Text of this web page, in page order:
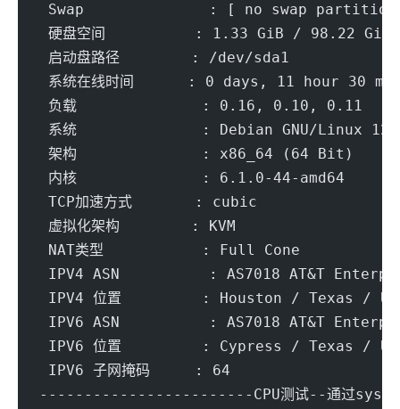
Swap              : [ no swap partition
硬盘空间          : 1.33 GiB / 98.22 GiB
启动盘路径        : /dev/sda1
系统在线时间      : 0 days, 11 hour 30
负载              : 0.16, 0.10, 0.11
系统              : Debian GNU/Linux 12
架构              : x86_64 (64 Bit)
内核              : 6.1.0-44-amd64
TCP加速方式       : cubic
虚拟化架构        : KVM
NAT类型           : Full Cone
IPV4 ASN          : AS7018 AT&T
IPV4 位置         : Houston / Texas / US
IPV6 ASN          : AS7018 AT&T
IPV6 位置         : Cypress / Texas /
IPV6 子网掩码     : 64
------------------------CPU测试--通过